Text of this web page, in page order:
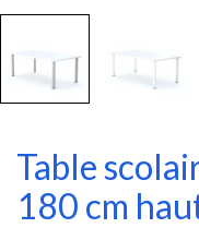
Table
180 cm